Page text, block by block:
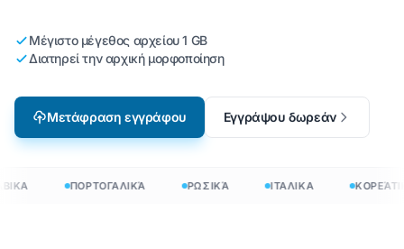
Μέγιστο μέγεθος αρχείου 1 GB
Διατηρεί την αρχική μορφοποίηση
Μετάφραση εγγράφου Εγγράψου δωρεάν
ΠΟΡΤΟΓΑΛΙΚΆ ΡΩΣΙΚΆ ΙΤΑΛΙΚΑ